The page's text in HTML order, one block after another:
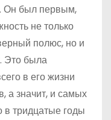
Он был первым,
не только
полюс, но и
Это была
в его жизни
а значит, и самых
в тридцатые годы